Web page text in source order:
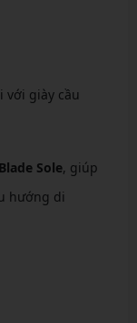
với giày cầu
Sole, giúp
hướng di